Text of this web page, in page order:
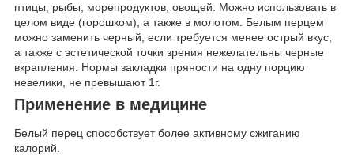
птицы, рыбы, морепродуктов, овощей. Можно использовать в
целом виде (горошком), а также в молотом. Белым перцем
можно заменить черный, если требуется менее острый вкус,
а также с эстетической точки зрения нежелательны черные
вкрапления. Нормы закладки пряности на одну порцию
невелики, не превышают 1г.
Применение в медицине
Белый перец способствует более активному сжиганию
калорий.